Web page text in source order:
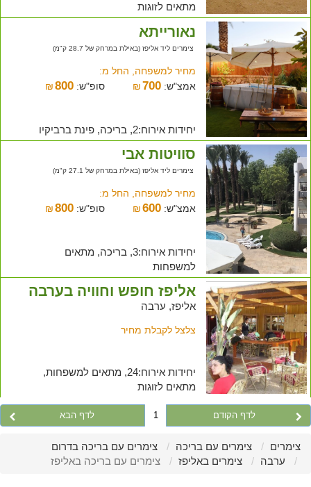
מתאים לזוגות
נאורייתא
צימרים ליד אליפז (באילת במרחק של 28.7 ק"מ)
מחיר למשפחה, החל מ:
אמצ"ש:
₪700 סופ"ש: ₪ 800
יחידות אירוח:2, בריכה, פינת ברביקיו
סוויטות אבי
צימרים ליד אליפז (באילת במרחק של 27.1 ק"מ)
מחיר למשפחה, החל מ:
אמצ"ש:
₪600 סופ"ש: ₪ 800
יחידות אירוח:3, בריכה, מתאים
למשפחות
אליפז חופש וחוויה בערבה
אליפז, ערבה
צלצל לקבלת מחיר
יחידות אירוח:24, מתאים למשפחות,
מתאים לזוגות
לדף הקודם 1 לדף הבא
צימרים צימרים עם בריכה
צימרים עם בריכה בדרום
ערבה
צימרים באליפז צימרים עם בריכה באליפז